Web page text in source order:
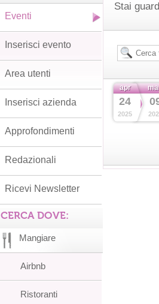
Stai
apr
24
2025
Eventi
Inserisci evento
Area utenti
Inserisci azienda
Approfondimenti
Redazionali
Ricevi Newsletter
CERCA DOVE:
Mangiare
Airbnb
Ristoranti